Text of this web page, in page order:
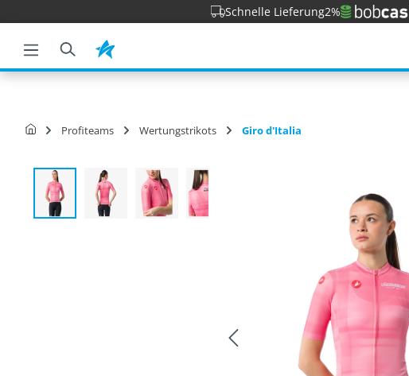
Zur Hauptnavigation springenSchnelle Lieferung2%
Profiteams Wertungstrikots Giro d'Italia